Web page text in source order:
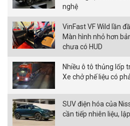
nghệ
VinFast VF Wild lần
Màn hình nhỏ hơn
chưa có HUD
Nhiều ô tô thủng lốp
Xe chở phế liệu có
SUV điện hóa của
cần tiếp nhiên liệu,